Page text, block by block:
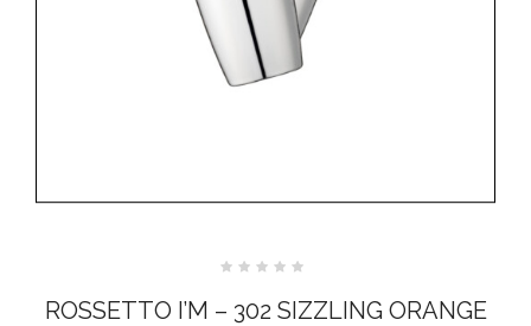
su
ROSSETTO I’M – 302 SIZZLING ORANGE